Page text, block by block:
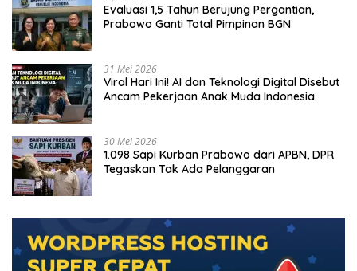
Evaluasi 1,5 Tahun Berujung Pergantian,
Prabowo Ganti Total Pimpinan BGN
31 Mei 2026
Viral Hari Ini! AI dan Teknologi Digital Disebut
Ancam Pekerjaan Anak Muda Indonesia
30 Mei 2026
1.098 Sapi Kurban Prabowo dari APBN, DPR
Tegaskan Tak Ada Pelanggaran